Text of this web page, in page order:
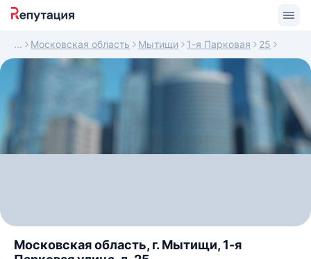
Московская область Мытищи 1-я Парковая 25
Московская область, г. Мытищи, 1-я